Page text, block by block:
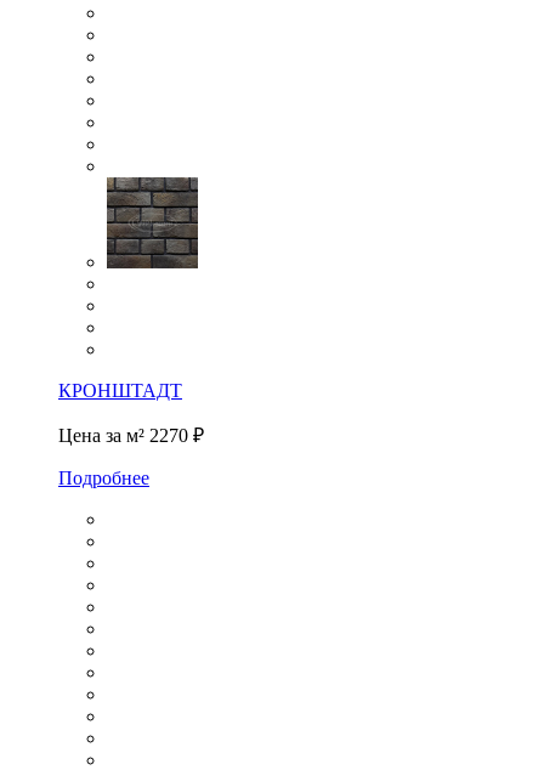
КРОНШТАДТ
Цена за м² 2270 ₽
Подробнее